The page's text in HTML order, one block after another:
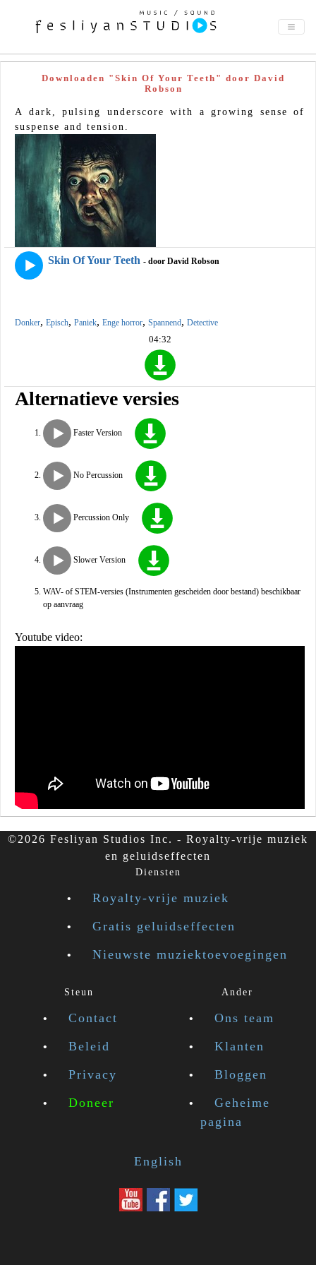
Downloaden "Skin Of Your Teeth" door David
Robson
A dark, pulsing underscore with a growing sense of
suspense and tension.
Skin Of Your Teeth - door David Robson
Donker, Episch, Paniek, Enge horror, Spannend, Detective
04:32
Alternatieve versies
Faster Version
No Percussion
Percussion Only
Slower Version
WAV- of STEM-versies (Instrumenten gescheiden door bestand) beschikbaar
op aanvraag
Youtube video:
©2026 Fesliyan Studios Inc. - Royalty-vrije muziek
en geluidseffecten
Diensten
Royalty-vrije muziek
Gratis geluidseffecten
Nieuwste muziektoevoegingen
Steun
Contact
Beleid
Privacy
Doneer
Ander
Ons team
Klanten
Bloggen
Geheime
pagina
English